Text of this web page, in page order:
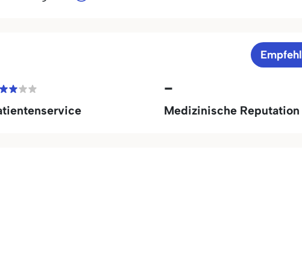
-
Medizinische Reputation